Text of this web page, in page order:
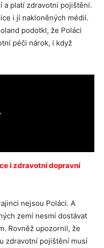
a platí zdravotní pojištění.
i jí nakloněných médií.
podotkl, že Poláci
péči nárok, i když
i zdravotní dopravní
nejsou Poláci. A
zemí nesmí dostávat
Rovněž upozornil, že
zdravotní pojištění musí